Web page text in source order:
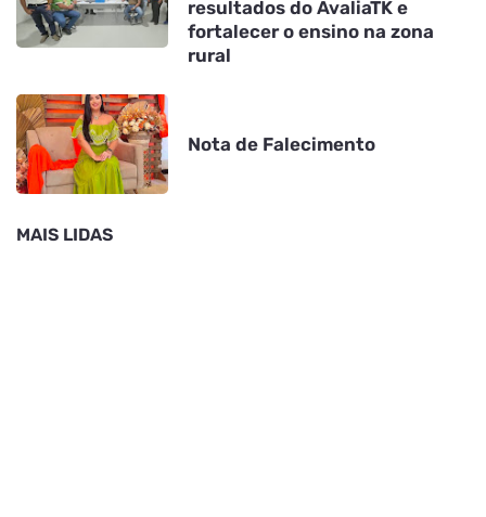
resultados do AvaliaTK e
fortalecer o ensino na zona
rural
Nota de Falecimento
MAIS LIDAS